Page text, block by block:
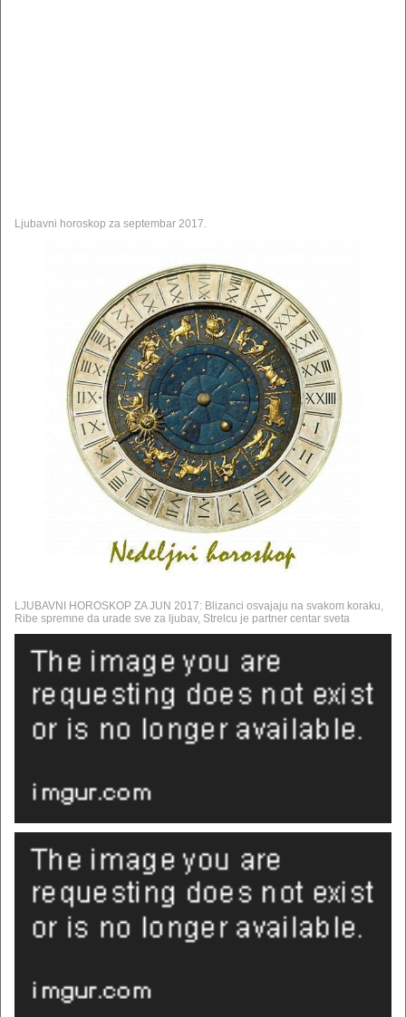
Ljubavni horoskop za septembar 2017.
LJUBAVNI HOROSKOP ZA JUN 2017: Blizanci osvajaju na svakom koraku,
Ribe spremne da urade sve za ljubav, Strelcu je partner centar sveta